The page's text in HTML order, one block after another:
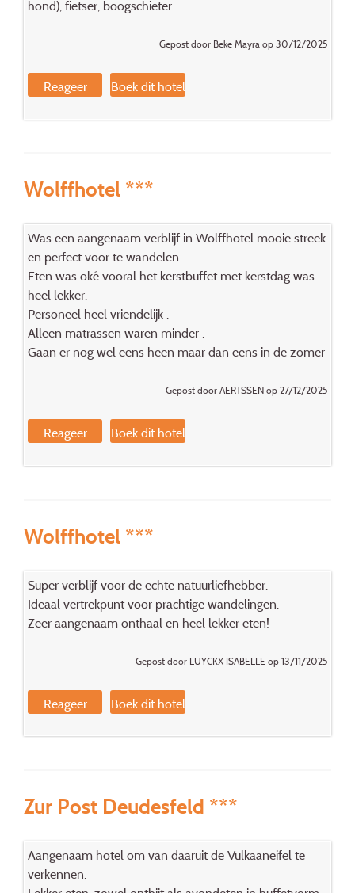
hond), fietser, boogschieter.
Gepost door Beke Mayra op 30/12/2025
Reageer Boek dit hotel
Wolffhotel ***
Was een aangenaam verblijf in Wolffhotel mooie streek
en perfect voor te wandelen .
Eten was oké vooral het kerstbuffet met kerstdag was
heel lekker.
Personeel heel vriendelijk .
Alleen matrassen waren minder .
Gaan er nog wel eens heen maar dan eens in de zomer
Gepost door AERTSSEN op 27/12/2025
Reageer Boek dit hotel
Wolffhotel ***
Super verblijf voor de echte natuurliefhebber.
Ideaal vertrekpunt voor prachtige wandelingen.
Zeer aangenaam onthaal en heel lekker eten!
Gepost door LUYCKX ISABELLE op 13/11/2025
Reageer Boek dit hotel
Zur Post Deudesfeld ***
Aangenaam hotel om van daaruit de Vulkaaneifel te
verkennen.